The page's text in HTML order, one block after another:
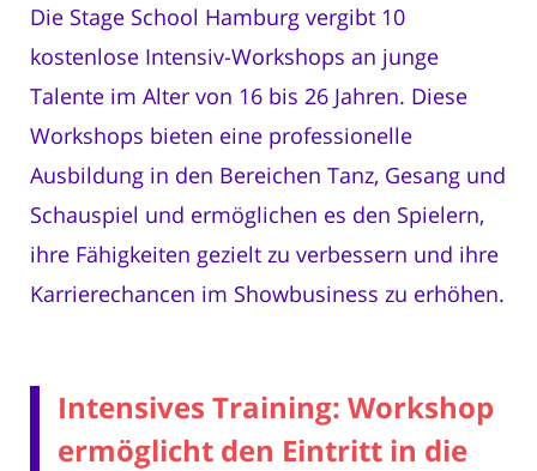
Die Stage School Hamburg vergibt 10
kostenlose Intensiv-Workshops an junge
Talente im Alter von 16 bis 26 Jahren. Diese
Workshops bieten eine professionelle
Ausbildung in den Bereichen Tanz, Gesang und
Schauspiel und ermöglichen es den Spielern,
ihre Fähigkeiten gezielt zu verbessern und ihre
Karrierechancen im Showbusiness zu erhöhen.
Intensives Training: Workshop
ermöglicht den Eintritt in die